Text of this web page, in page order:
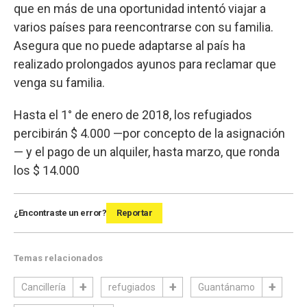
que en más de una oportunidad intentó viajar a
varios países para reencontrarse con su familia.
Asegura que no puede adaptarse al país ha
realizado prolongados ayunos para reclamar que
venga su familia.
Hasta el 1° de enero de 2018, los refugiados
percibirán $ 4.000 —por concepto de la asignación
— y el pago de un alquiler, hasta marzo, que ronda
los $ 14.000
¿Encontraste un error? Reportar
Temas relacionados
Cancillería refugiados Guantánamo